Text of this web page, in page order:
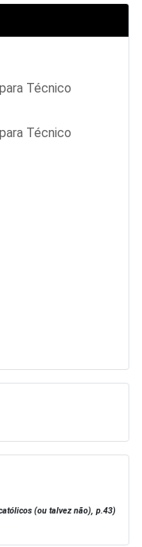
Técnico
Técnico
(ou talvez não), p.43)